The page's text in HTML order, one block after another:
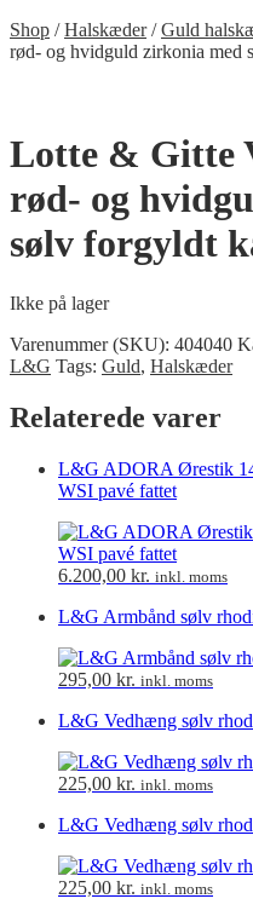
Shop /Halskæder/Guld
rød- og hvidguld zirkonia med
Lotte & Gitte
rød- og
sølv forgyldt
Ikke på lager
Varenummer (SKU): 404040
L&G Tags: Guld, Halskæder
Relaterede varer
L&G ADORA Ørestik
WSI pavé fattet
6.200,00 kr. inkl. moms
L&G Armbånd sølv
295,00 kr. inkl. moms
L&G Vedhæng sølv
225,00 kr. inkl. moms
L&G Vedhæng sølv
225,00 kr. inkl. moms